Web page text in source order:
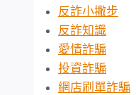
反詐小撇步
反詐知識
愛情詐騙
投資詐騙
網店刷單詐騙